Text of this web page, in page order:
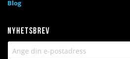
Nyhetsbrev
Blog